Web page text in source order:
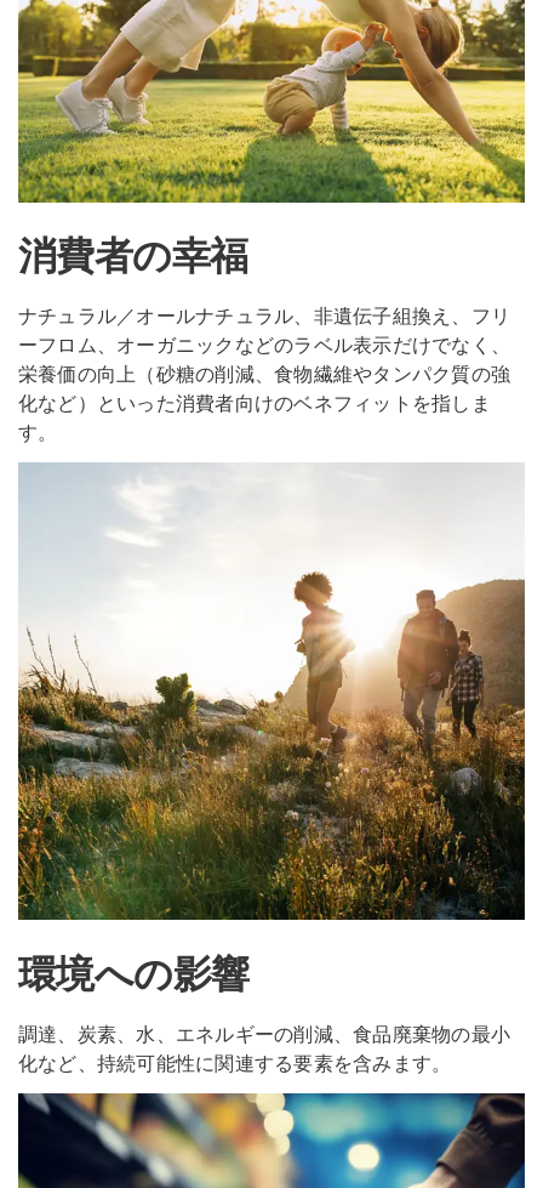
消費者の幸福
ナチュラル／オールナチュラル、非遺伝子組換え、フリ
ーフロム、オーガニックなどのラベル表示だけでなく、
栄養価の向上（砂糖の削減、食物繊維やタンパク質の強
化など）といった消費者向けのベネフィットを指しま
す。
環境への影響
調達、炭素、水、エネルギーの削減、食品廃棄物の最小
化など、持続可能性に関連する要素を含みます。